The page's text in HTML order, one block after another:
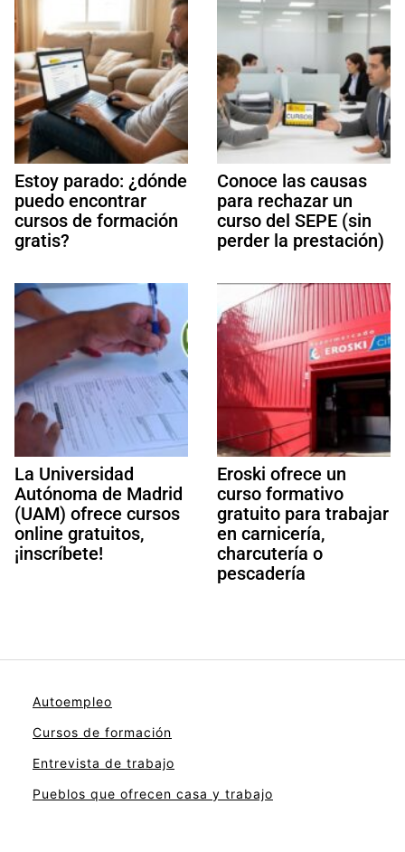
Estoy parado: ¿dónde
puedo encontrar
cursos de formación
gratis?
Conoce las causas
para rechazar un
curso del SEPE (sin
perder la prestación)
La Universidad
Autónoma de Madrid
(UAM) ofrece cursos
online gratuitos,
¡inscríbete!
Eroski ofrece un
curso formativo
gratuito para trabajar
en carnicería,
charcutería o
pescadería
Autoempleo
Cursos de formación
Entrevista de trabajo
Pueblos que ofrecen casa y trabajo